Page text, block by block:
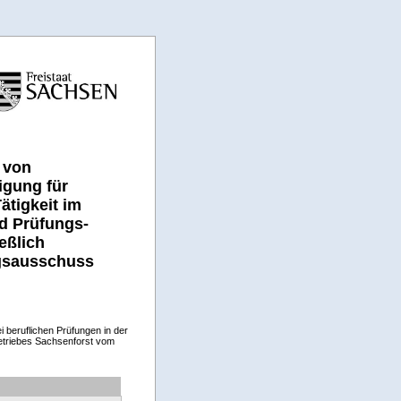
für
im
Prüfungs-
beruflichen Prüfungen in der
Sachsenforst vom